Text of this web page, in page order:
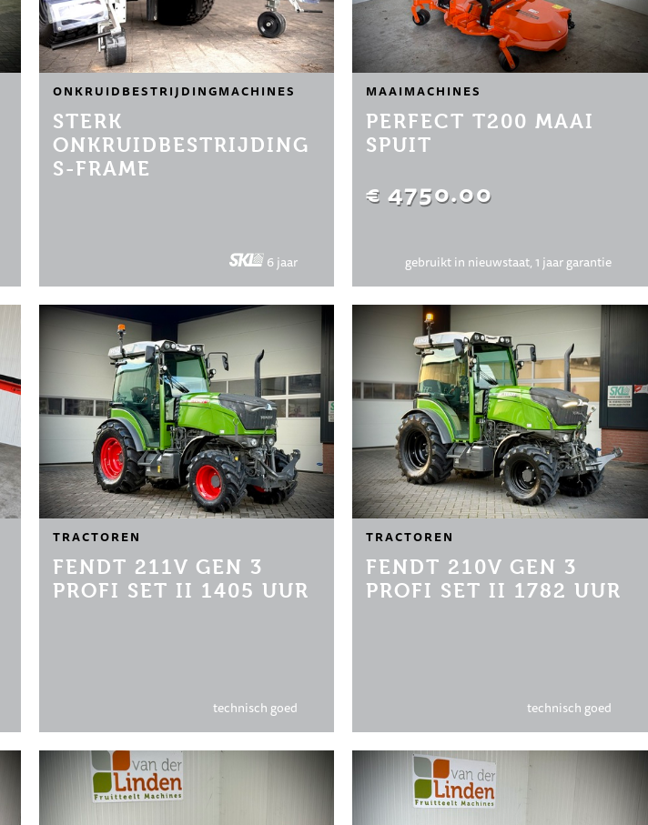
ONKRUIDBESTRIJDINGMACHINES
STERK
ONKRUIDBESTRIJDING
S-FRAME
6 jaar
MAAIMACHINES
PERFECT T200 MAAI
SPUIT
€ 4750.00
gebruikt in nieuwstaat, 1 jaar garantie
TRACTOREN
FENDT 211V GEN 3
PROFI SET II 1405 UUR
technisch goed
TRACTOREN
FENDT 210V GEN 3
PROFI SET II 1782 UUR
technisch goed